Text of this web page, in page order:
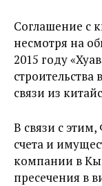
Соглашение с
несмотря на
2015 году
связи из
В связи с
счета и
компании в
пресечения в